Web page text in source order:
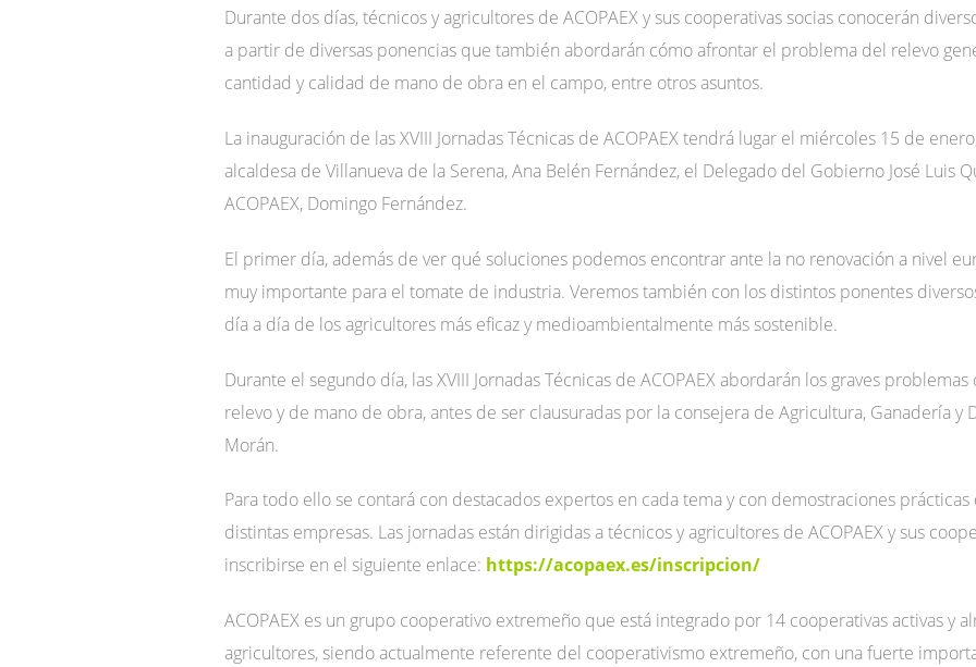
Durante dos días, técnicos y agricultores de ACOPAEX y sus cooperativas socias conocerán
a partir de diversas ponencias que también abordarán cómo afrontar el problema del relevo
cantidad y calidad de mano de obra en el campo, entre otros asuntos.
La inauguración de las XVIII Jornadas Técnicas de ACOPAEX tendrá lugar el miércoles 15 de
alcaldesa de Villanueva de la Serena, Ana Belén Fernández, el Delegado del Gobierno José Luis
ACOPAEX, Domingo Fernández.
El primer día, además de ver qué soluciones podemos encontrar ante la no renovación a nivel
muy importante para el tomate de industria. Veremos también con los distintos ponentes
día a día de los agricultores más eficaz y medioambientalmente más sostenible.
Durante el segundo día, las XVIII Jornadas Técnicas de ACOPAEX abordarán los graves
relevo y de mano de obra, antes de ser clausuradas por la consejera de Agricultura, Ganadería y
Morán.
Para todo ello se contará con destacados expertos en cada tema y con demostraciones
distintas empresas. Las jornadas están dirigidas a técnicos y agricultores de ACOPAEX y sus
inscribirse en el siguiente enlace: https://acopaex.es/inscripcion/
ACOPAEX es un grupo cooperativo extremeño que está integrado por 14 cooperativas activas y
agricultores, siendo actualmente referente del cooperativismo extremeño, con una fuerte